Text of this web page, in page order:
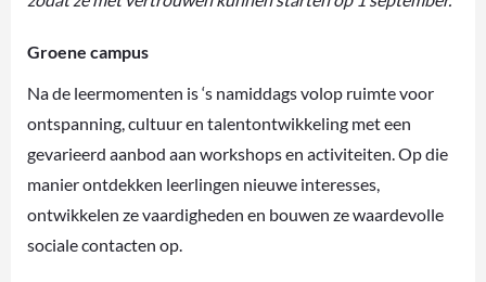
Groene campus
Na de leermomenten is ‘s namiddags volop ruimte voor
ontspanning, cultuur en talentontwikkeling met een
gevarieerd aanbod aan workshops en activiteiten. Op die
manier ontdekken leerlingen nieuwe interesses,
ontwikkelen ze vaardigheden en bouwen ze waardevolle
sociale contacten op.